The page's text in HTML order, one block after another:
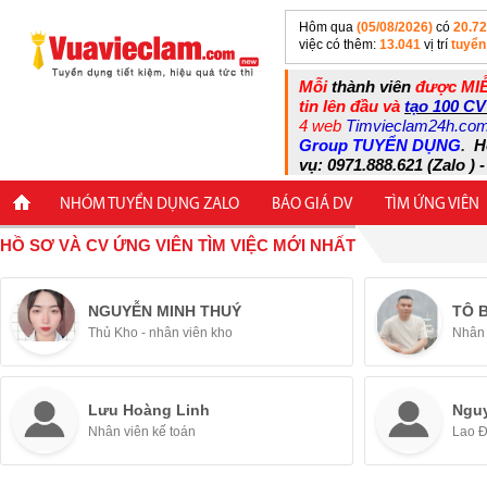
Hôm qua (05/08/2026) có
việc có thêm: 13.041 vị trí
Mỗithành viên được
tin lên đầu và tạo 100
4 web
Group TUYỂN DỤNG.
vụ: 0971.888.621 (Zalo )
NHÓM TUYỂN DỤNG ZALO BÁO GIÁ DV TÌM ỨNG VIÊN
HỒ SƠ VÀ CV ỨNG VIÊN TÌM VIỆC MỚI NHẤT
NGUYỄN MINH THUÝ
Thủ Kho - nhân viên kho
TÔ
Lưu Hoàng Linh
Nhân viên kế toán Lao